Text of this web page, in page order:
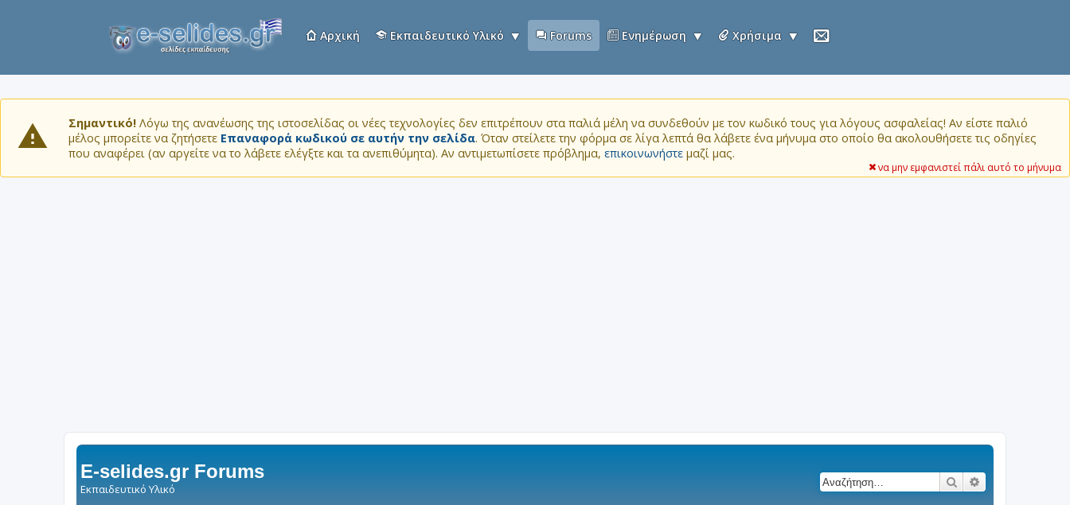
Αρχική Εκπαιδευτικό Υλικό Forums Ενημέρωση Χρήσιμα
Σημαντικό! Λόγω της ανανέωσης της ιστοσελίδας οι νέες τεχνολογίες δεν επιτρέπουν στα παλιά μέλη να συνδεθούν με τον κωδικό τους για λόγους ασφαλείας! Αν είστε παλιό
μέλος μπορείτε να ζητήσετε Επαναφορά κωδικού σε αυτήν την σελίδα. Όταν στείλετε την φόρμα σε λίγα λεπτά θα λάβετε ένα μήνυμα στο οποίο θα ακολουθήσετε τις οδηγίες
που αναφέρει (αν αργείτε να το λάβετε ελέγξτε και τα ανεπιθύμητα). Αν αντιμετωπίσετε πρόβλημα, επικοινωνήστε μαζί μας.
να μην εμφανιστεί πάλι αυτό το μήνυμα
E-selides.gr Forums
Εκπαιδευτικό Υλικό
Αναζήτηση